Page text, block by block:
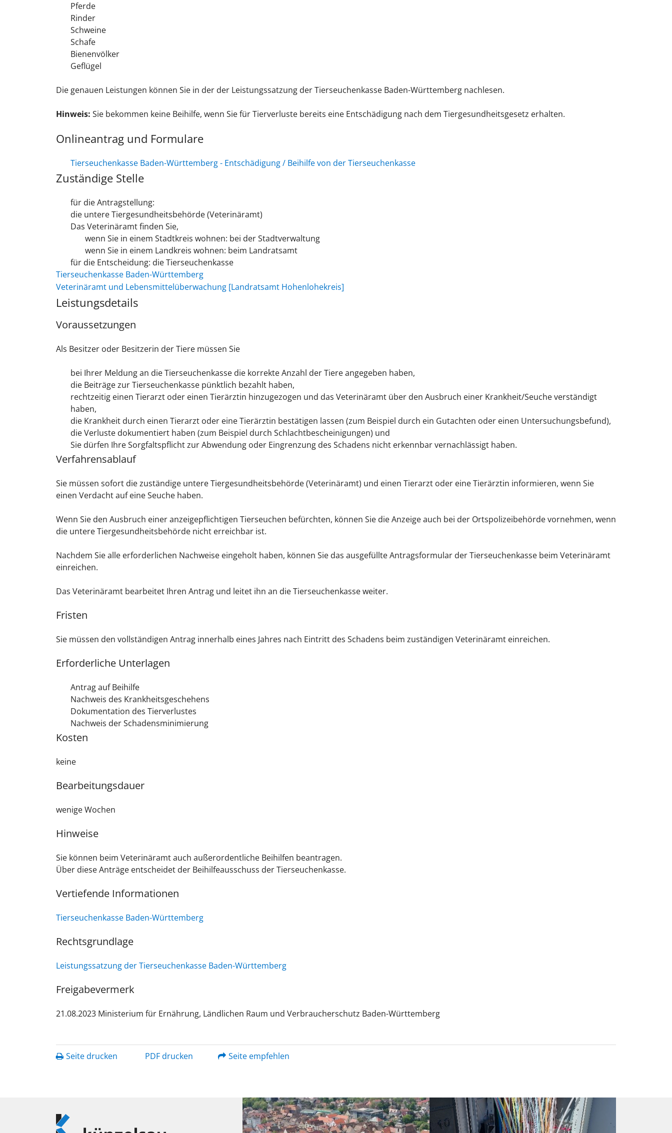
Pferde
Rinder
Schweine
Schafe
Bienenvölker
Geflügel
Die genauen Leistungen können Sie in der der Leistungssatzung der Tierseuchenkasse Baden-Württemberg nachlesen.
Hinweis: Sie bekommen keine Beihilfe, wenn Sie für Tierverluste bereits eine Entschädigung nach dem Tiergesundheitsgesetz erhalten.
Onlineantrag und Formulare
Tierseuchenkasse Baden-Württemberg - Entschädigung / Beihilfe von der Tierseuchenkasse
Zuständige Stelle
für die Antragstellung:
die untere Tiergesundheitsbehörde (Veterinäramt)
Das Veterinäramt finden Sie,
wenn Sie in einem Stadtkreis wohnen: bei der Stadtverwaltung
wenn Sie in einem Landkreis wohnen: beim Landratsamt
für die Entscheidung: die Tierseuchenkasse
Tierseuchenkasse Baden-Württemberg
Veterinäramt und Lebensmittelüberwachung [Landratsamt Hohenlohekreis]
Leistungsdetails
Voraussetzungen
Als Besitzer oder Besitzerin der Tiere müssen Sie
bei Ihrer Meldung an die Tierseuchenkasse die korrekte Anzahl der Tiere angegeben haben,
die Beiträge zur Tierseuchenkasse pünktlich bezahlt haben,
rechtzeitig einen Tierarzt oder einen Tierärztin hinzugezogen und das Veterinäramt über den Ausbruch einer Krankheit/Seuche verständigt
haben,
die Krankheit durch einen Tierarzt oder eine Tierärztin bestätigen lassen (zum Beispiel durch ein Gutachten oder einen Untersuchungsbefund),
die Verluste dokumentiert haben (zum Beispiel durch Schlachtbescheinigungen) und
Sie dürfen Ihre Sorgfaltspflicht zur Abwendung oder Eingrenzung des Schadens nicht erkennbar vernachlässigt haben.
Verfahrensablauf
Sie müssen sofort die zuständige untere Tiergesundheitsbehörde (Veterinäramt) und einen Tierarzt oder eine Tierärztin informieren, wenn Sie
einen Verdacht auf eine Seuche haben.
Wenn Sie den Ausbruch einer anzeigepflichtigen Tierseuchen befürchten, können Sie die Anzeige auch bei der Ortspolizeibehörde vornehmen, wenn
die untere Tiergesundheitsbehörde nicht erreichbar ist.
Nachdem Sie alle erforderlichen Nachweise eingeholt haben, können Sie das ausgefüllte Antragsformular der Tierseuchenkasse beim Veterinäramt
einreichen.
Das Veterinäramt bearbeitet Ihren Antrag und leitet ihn an die Tierseuchenkasse weiter.
Fristen
Sie müssen den vollständigen Antrag innerhalb eines Jahres nach Eintritt des Schadens beim zuständigen Veterinäramt einreichen.
Erforderliche Unterlagen
Antrag auf Beihilfe
Nachweis des Krankheitsgeschehens
Dokumentation des Tierverlustes
Nachweis der Schadensminimierung
Kosten
keine
Bearbeitungsdauer
wenige Wochen
Hinweise
Sie können beim Veterinäramt auch außerordentliche Beihilfen beantragen.
Über diese Anträge entscheidet der Beihilfeausschuss der Tierseuchenkasse.
Vertiefende Informationen
Tierseuchenkasse Baden-Württemberg
Rechtsgrundlage
Leistungssatzung der Tierseuchenkasse Baden-Württemberg
Freigabevermerk
21.08.2023 Ministerium für Ernährung, Ländlichen Raum und Verbraucherschutz Baden-Württemberg
Seite drucken PDF drucken Seite empfehlen
Logo
Künzelsau